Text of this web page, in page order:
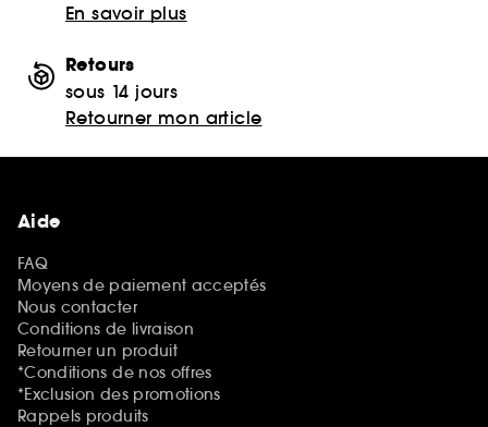
En savoir plus
Retours
sous 14 jours
Retourner mon article
Aide
FAQ
Moyens de paiement acceptés
Nous contacter
Conditions de livraison
Retourner un produit
*Conditions de nos offres
*Exclusion des promotions
Rappels produits